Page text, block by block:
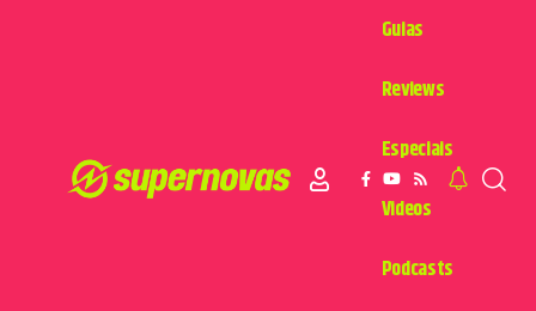
Guias
Reviews
Especiais
Videos
Podcasts